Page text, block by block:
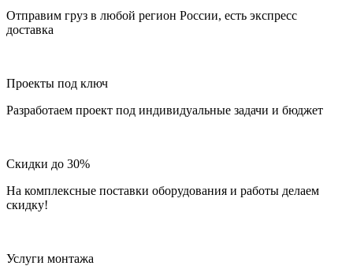
Отправим груз в любой регион России, есть экспресс
доставка
Проекты под ключ
Разработаем проект под индивидуальные задачи и бюджет
Скидки до 30%
На комплексные поставки оборудования и работы делаем
скидку!
Услуги монтажа